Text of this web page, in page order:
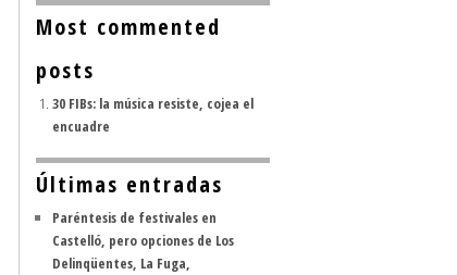
Most commented
posts
30 FIBs: la música resiste, cojea el
encuadre
Últimas entradas
Paréntesis de festivales en
Castelló, pero opciones de Los
Delinqüentes, La Fuga,